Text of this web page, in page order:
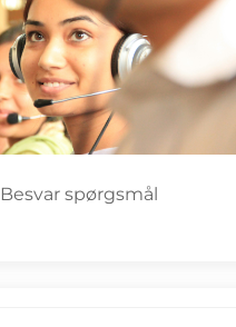
Besvar spørgsmål